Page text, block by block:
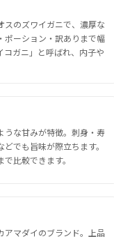
スのズワイガニで、濃厚な
ポーション・訳ありまで幅
コガニ」と呼ばれ、内子や
うな甘みが特徴。刺身・寿
でも旨味が際立ちます。
比較できます。
アマダイのブランド。上品